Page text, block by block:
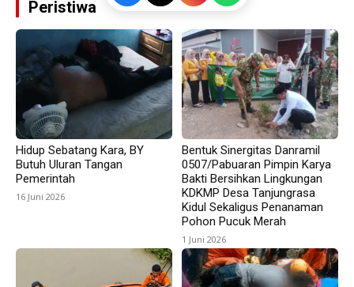
Peristiwa
Hidup Sebatang Kara, BY
Butuh Uluran Tangan
Pemerintah
16 Juni 2026
Bentuk Sinergitas Danramil
0507/Pabuaran Pimpin Karya
Bakti Bersihkan Lingkungan
KDKMP Desa Tanjungrasa
Kidul Sekaligus Penanaman
Pohon Pucuk Merah
1 Juni 2026